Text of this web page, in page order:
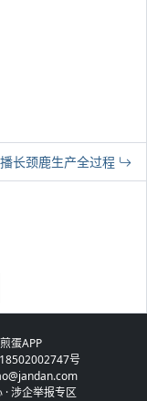
长颈鹿生产全过程
煎蛋APP
号
·涉企举报专区